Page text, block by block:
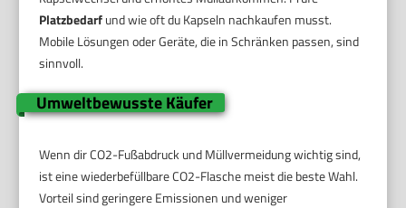
Platzbedarfund wie oft du Kapseln nachkaufen musst.
Mobile Lösungen oder Geräte, die in Schränken passen, sind
sinnvoll.
Umweltbewusste Käufer
Wenn dir CO2-Fußabdruck und Müllvermeidung wichtig sind,
ist eine wiederbefüllbare CO2-Flasche meist die beste Wahl.
Vorteil sind geringere Emissionen und weniger